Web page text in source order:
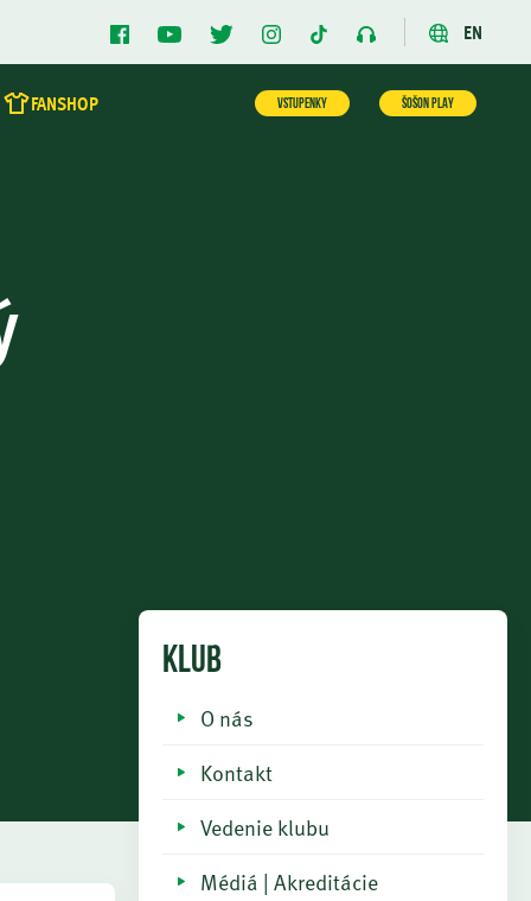
EN
FANSHOP VSTUPENKY ŠOŠON PLAY
KLUB
O nás
Kontakt
Vedenie klubu
Médiá | Akreditácie